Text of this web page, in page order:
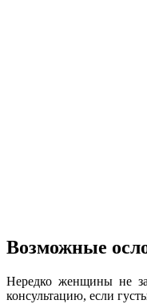
Возможные
Нередко женщины не
консультацию, если